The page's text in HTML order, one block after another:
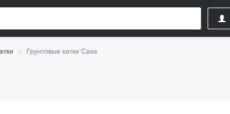
Грунтовые катки Case